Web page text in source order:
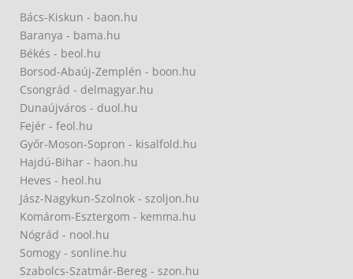
Bács-Kiskun - baon.hu
Baranya - bama.hu
Békés - beol.hu
Borsod-Abaúj-Zemplén - boon.hu
Csongrád - delmagyar.hu
Dunaújváros - duol.hu
Fejér - feol.hu
Győr-Moson-Sopron - kisalfold.hu
Hajdú-Bihar - haon.hu
Heves - heol.hu
Jász-Nagykun-Szolnok - szoljon.hu
Komárom-Esztergom - kemma.hu
Nógrád - nool.hu
Somogy - sonline.hu
Szabolcs-Szatmár-Bereg - szon.hu